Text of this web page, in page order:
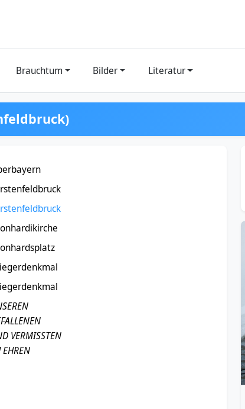
Brauchtum Bilder Literatur
VERMISSTEN
EHREN